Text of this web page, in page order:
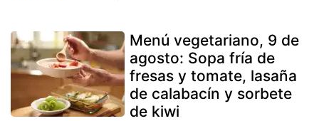
Menú vegetariano, 9 de
agosto: Sopa fría de
fresas y tomate, lasaña
de calabacín y sorbete
de kiwi